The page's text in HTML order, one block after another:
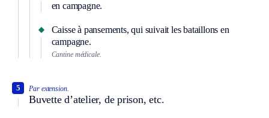
en campagne.
Caisse à pansements, qui suivait les bataillons en
campagne.
Cantine médicale.
Par extension.
Buvette d’atelier, de prison, etc.
5